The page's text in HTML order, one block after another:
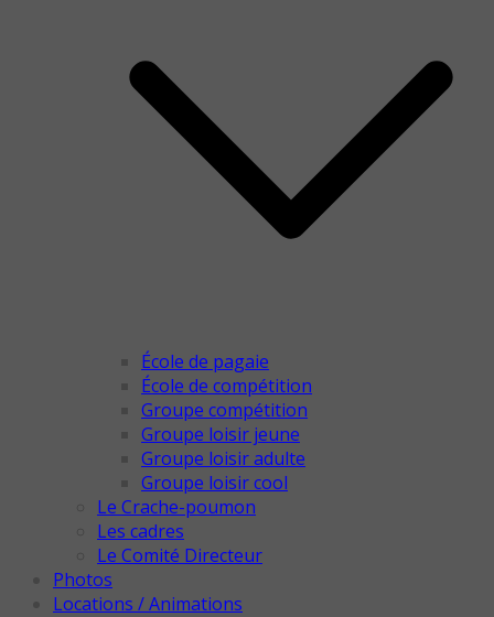
École de pagaie
École de compétition
Groupe compétition
Groupe loisir jeune
Groupe loisir adulte
Groupe loisir cool
Le Crache-poumon
Les cadres
Le Comité Directeur
Photos
Locations / Animations